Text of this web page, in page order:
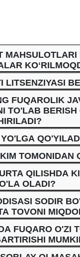
LITSENZIYASI
FUQAROLIK
TO'LAB
TOMONIDAN
QILISHDA
OLADI?
SODIR
TOVONI
FUQARO O'ZI